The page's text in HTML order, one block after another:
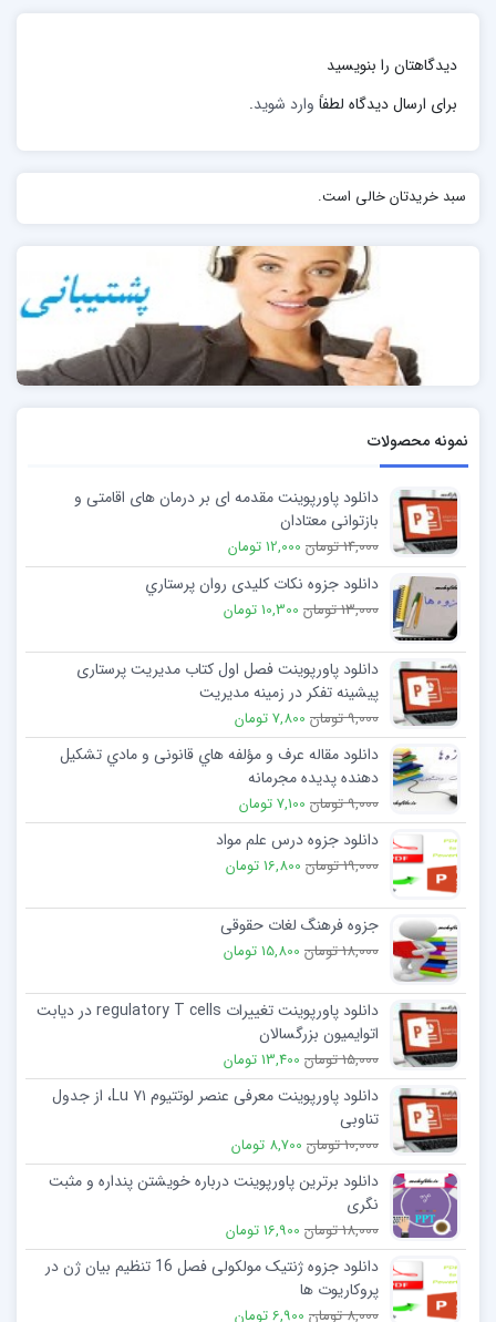
آنسفالیت بعد از آنفولانزا
احتمالا مسمومیت با co
حشره کش ها
کمبود اسید فولیک
بیماری دیابت نوع 2
اضافه وزن و عدم تحرک
این بیماری نتیجه از بین رفتن یا ضعیف شدن سلول های
عصبی در مغز میانی است. سلول های ماده سیاه ماده ای به
نام دوپامین ترشح می کنند که پیام ها را به بخش دیگری از
بدن تعادل می بخشند.
دیدگاهتان را بنویسید
برای ارسال دیدگاه لطفاً وارد شوید.
سبد خریدتان خالی است.
نمونه محصولات
دانلود پاورپوینت مقدمه ای بر درمان های اقامتی و
بازتوانی معتادان
14,000 تومان 12,000 تومان
دانلود جزوه نکات کلیدی روان پرستاري
13,000 تومان 10,300 تومان
دانلود پاورپوینت فصل اول کتاب مدیریت پرستاری
پيشينه تفكر در زمينه مديريت
9,000 تومان 7,800 تومان
دانلود مقاله عرف و مؤلفه هاي قانونی و مادي تشکیل
دهنده پدیده مجرمانه
9,000 تومان 7,100 تومان
دانلود جزوه درس علم مواد
19,000 تومان 16,800 تومان
جزوه فرهنگ لغات حقوقی
18,000 تومان 15,800 تومان
دانلود پاورپوینت تغییرات regulatory T cells در دیابت
اتوایمیون بزرگسالان
15,000 تومان 13,400 تومان
دانلود پاورپوینت معرفی عنصر لوتتیوم Lu ۷۱، از جدول
تناوبی
10,000 تومان 8,700 تومان
دانلود برترین پاورپوینت درباره خويشتن پنداره و مثبت
نگری
18,000 تومان 16,900 تومان
دانلود جزوه ژنتیک مولکولی فصل 16 تنظیم بیان ژن در
پروکاریوت ها
8,000 تومان 6,900 تومان